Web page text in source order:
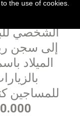
إلى سجن
الميلاد
للمساجين
the use of cookies.